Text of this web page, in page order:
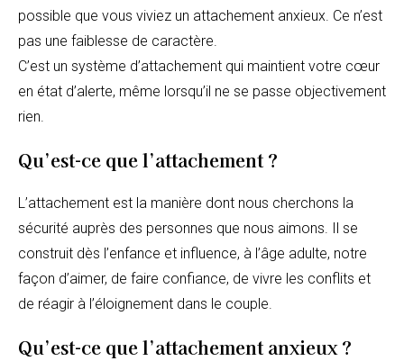
possible que vous viviez un attachement anxieux. Ce n’est
pas une faiblesse de caractère.
C’est un système d’attachement qui maintient votre cœur
en état d’alerte, même lorsqu’il ne se passe objectivement
rien.
Qu’est-ce que l’attachement ?
L’attachement est la manière dont nous cherchons la
sécurité auprès des personnes que nous aimons. Il se
construit dès l’enfance et influence, à l’âge adulte, notre
façon d’aimer, de faire confiance, de vivre les conflits et
de réagir à l’éloignement dans le couple.
Qu’est-ce que l’attachement anxieux ?